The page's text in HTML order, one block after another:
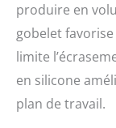
produire en
gobelet
limite
en silicone
plan de travail.